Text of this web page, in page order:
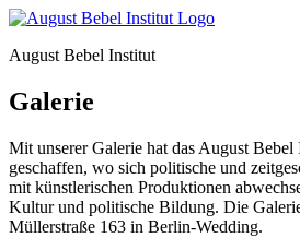
August Bebel Institut
Galerie
Mit unserer Galerie hat das August
geschaffen, wo sich politische und
mit künstlerischen Produktionen
Kultur und politische Bildung. Die
Müllerstraße 163 in Berlin-Wedding.